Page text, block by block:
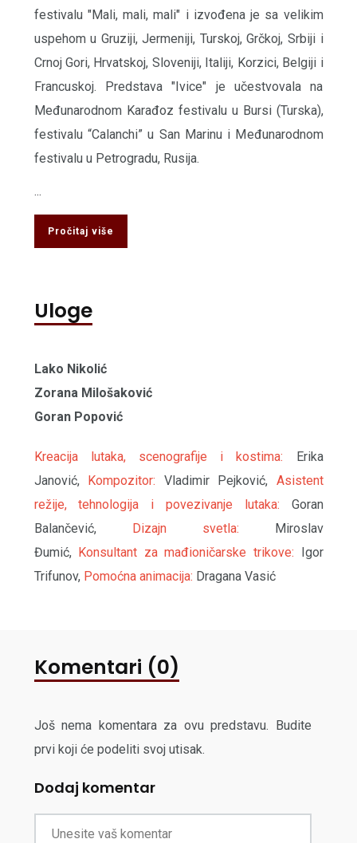
festivalu "Mali, mali, mali" i izvođena je sa velikim
uspehom u Gruziji, Jermeniji, Turskoj, Grčkoj, Srbiji i
Crnoj Gori, Hrvatskoj, Sloveniji, Italiji, Korzici, Belgiji i
Francuskoj. Predstava "Ivice" je učestvovala na
Međunarodnom Karađoz festivalu u Bursi (Turska),
festivalu “Calanchi” u San Marinu i Međunarodnom
festivalu u Petrogradu, Rusija.
...
Pročitaj više
Uloge
Lako Nikolić
Zorana Milošaković
Goran Popović
Kreacija lutaka, scenografije i kostima: Erika
Janović,
Kompozitor: Vladimir Pejković, Asistent
režije, tehnologija i povezivanje lutaka: Goran
Balančević,
Dizajn svetla: Miroslav
Đumić, Konsultant za mađioničarske trikove: Igor
Trifunov, Pomoćna animacija: Dragana Vasić
Komentari (0)
Još nema komentara za ovu predstavu. Budite
prvi koji će podeliti svoj utisak.
Dodaj komentar